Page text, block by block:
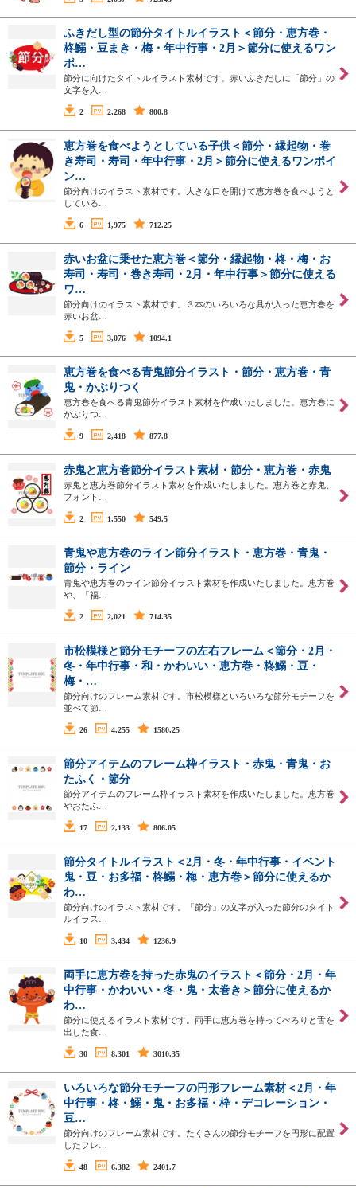
ふきだし型の節分タイトルイラスト＜節分・恵方巻・
柊鰯・豆まき・梅・年中行事・2月＞節分に使えるワン
ポ…
節分に向けたタイトルイラスト素材です。赤いふきだしに「節分」の
文字を入…
2 2,268 800.8
恵方巻を食べようとしている子供＜節分・縁起物・巻
き寿司・寿司・年中行事・2月＞節分に使えるワンポイ
ン…
節分向けのイラスト素材です。大きな口を開けて恵方巻を食べようと
している…
6 1,975 712.25
赤いお盆に乗せた恵方巻＜節分・縁起物・柊・梅・お
寿司・寿司・巻き寿司・2月・年中行事＞節分に使える
ワ…
節分向けのイラスト素材です。３本のいろいろな具が入った恵方巻を
赤いお盆…
5 3,076 1094.1
恵方巻を食べる青鬼節分イラスト・節分・恵方巻・青
鬼・かぶりつく
恵方巻を食べる青鬼節分イラスト素材を作成いたしました。恵方巻に
かぶりつ…
9 2,418 877.8
赤鬼と恵方巻節分イラスト素材・節分・恵方巻・赤鬼
赤鬼と恵方巻節分イラスト素材を作成いたしました。恵方巻と赤鬼、
フォント…
2 1,550 549.5
青鬼や恵方巻のライン節分イラスト・恵方巻・青鬼・
節分・ライン
青鬼や恵方巻のライン節分イラスト素材を作成いたしました。恵方巻
や、「福…
2 2,021 714.35
市松模様と節分モチーフの左右フレーム＜節分・2月・
冬・年中行事・和・かわいい・恵方巻・柊鰯・豆・
梅・…
節分向けのフレーム素材です。市松模様といろいろな節分モチーフを
並べて節…
26 4,255 1580.25
節分アイテムのフレーム枠イラスト・赤鬼・青鬼・お
たふく・節分
節分アイテムのフレーム枠イラスト素材を作成いたしました。恵方巻
やおたふ…
17 2,133 806.05
節分タイトルイラスト＜2月・冬・年中行事・イベント
鬼・豆・お多福・柊鰯・梅・恵方巻＞節分に使えるか
わ…
節分向けのイラスト素材です。「節分」の文字が入った節分のタイト
ルイラス…
10 3,434 1236.9
両手に恵方巻を持った赤鬼のイラスト＜節分・2月・年
中行事・かわいい・冬・鬼・太巻き＞節分に使えるか
わ…
節分に使えるイラスト素材です。両手に恵方巻を持ってぺろりと舌を
出した食…
30 8,301 3010.35
いろいろな節分モチーフの円形フレーム素材＜2月・年
中行事・柊・鰯・鬼・お多福・枠・デコレーション・
豆…
節分向けのフレーム素材です。たくさんの節分モチーフを円形に配置
したフレ…
48 6,382 2401.7